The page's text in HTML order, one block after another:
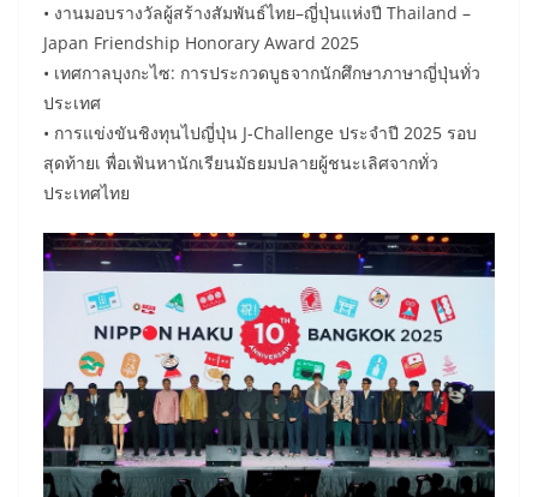
• งานมอบรางวัลผู้สร้างสัมพันธ์ไทย–ญี่ปุ่นแห่งปี Thailand –
Japan Friendship Honorary Award 2025
• เทศกาลบุงกะไซ: การประกวดบูธจากนักศึกษาภาษาญี่ปุ่นทั่ว
ประเทศ
• การแข่งขันชิงทุนไปญี่ปุ่น J-Challenge ประจำปี 2025 รอบ
สุดท้ายเ พื่อเฟ้นหานักเรียนมัธยมปลายผู้ชนะเลิศจากทั่ว
ประเทศไทย